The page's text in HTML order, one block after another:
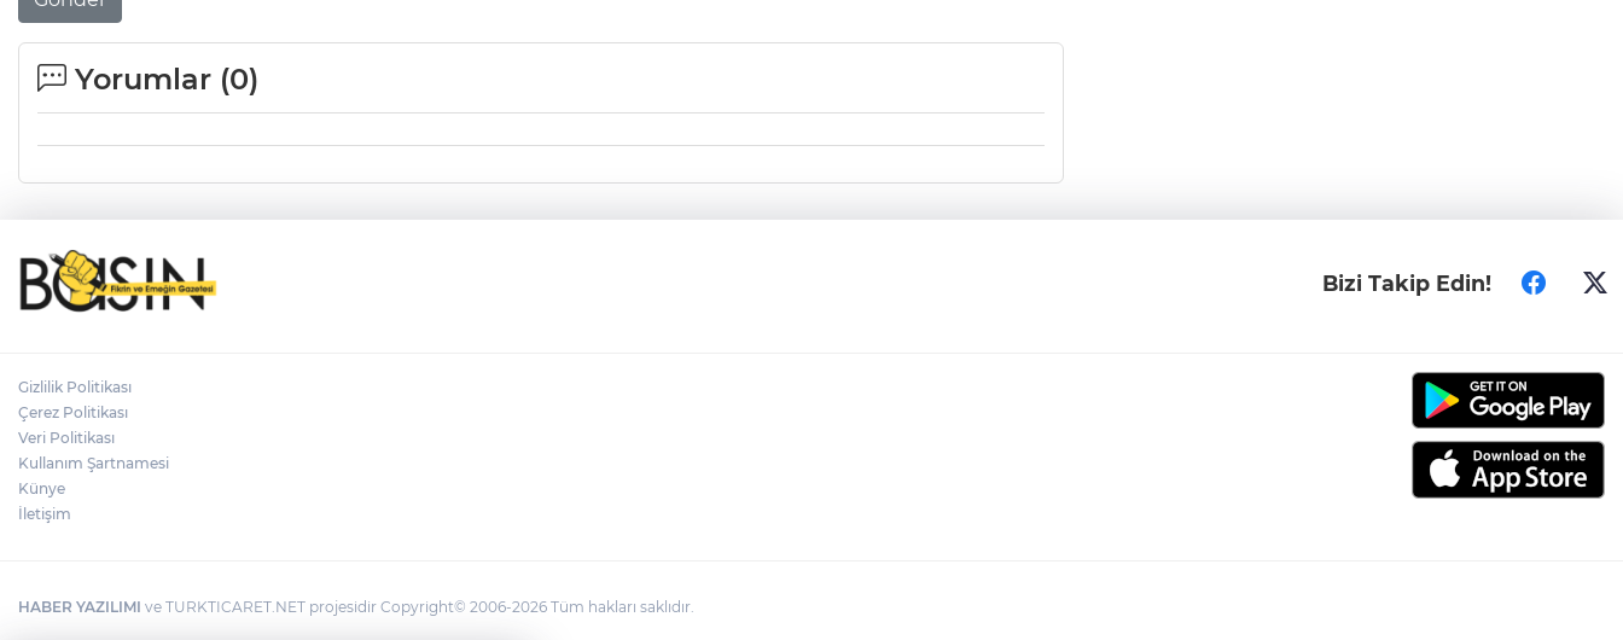
Yorumlar (0)
Bizi Takip Edin!
Gizlilik Politikası
Çerez Politikası
Veri Politikası
Kullanım Şartnamesi
Künye
İletişim
HABER YAZILIMI ve TURKTICARET.NET projesidir Copyright© 2006-2026 Tüm hakları saklıdır.